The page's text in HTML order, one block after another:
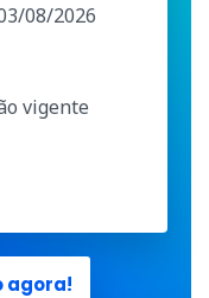
08/2026
vigente
agora!